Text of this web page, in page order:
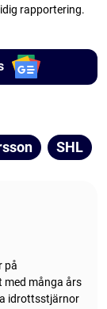
rapportering.
SHL
på
med många års
idrottsstjärnor